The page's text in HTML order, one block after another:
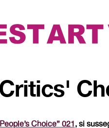
Choice” 021, si